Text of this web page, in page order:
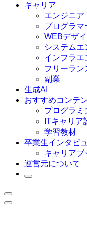
C言
C#
VBA
Go
Swift
そ
キャリア
エンジニア
プログラマ
WEBデザ
システムエ
インフラエ
フリーラン
副業
生成AI
おすすめコンテ
プログラ
ITキャリア
学習教材
卒業生インタビ
キャリアブ
運営元について